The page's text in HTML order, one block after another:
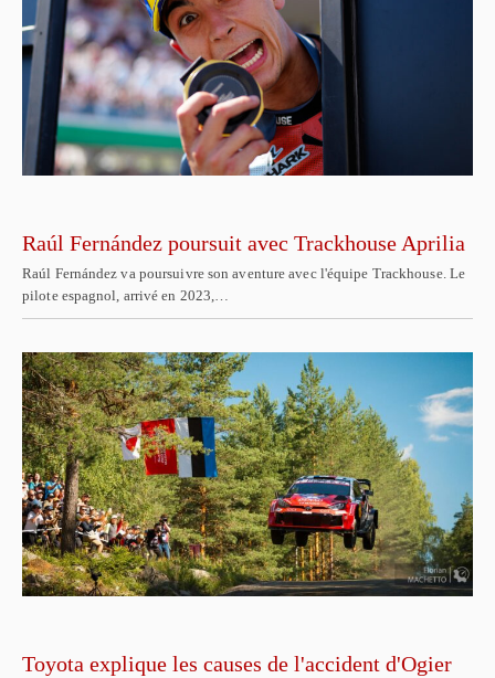
Raúl Fernández poursuit avec Trackhouse Aprilia
Raúl Fernández va poursuivre son aventure avec l'équipe Trackhouse. Le
pilote espagnol, arrivé en 2023,…
Toyota explique les causes de l'accident d'Ogier